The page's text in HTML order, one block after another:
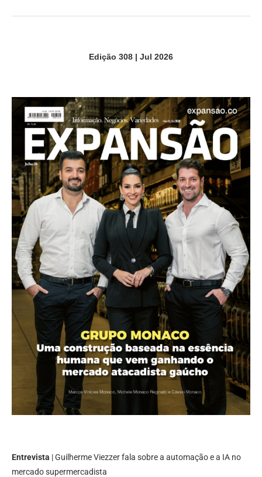
Edição 308 | Jul 2026
Entrevista | Guilherme Viezzer fala sobre a automação e a IA no
mercado supermercadista